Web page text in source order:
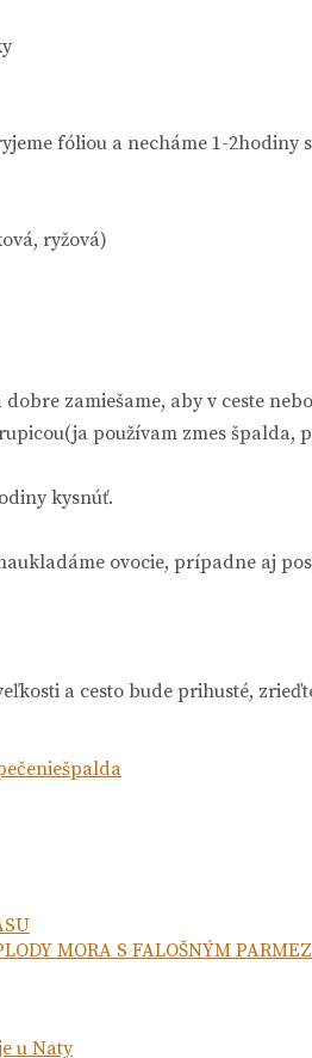
fóliou a necháme 1-2hodiny
ryžová)
zamiešame, aby v ceste
používam zmes špalda,
kysnúť.
ovocie, prípadne aj
a cesto bude prihusté,
špalda
MORA S FALOŠNÝM